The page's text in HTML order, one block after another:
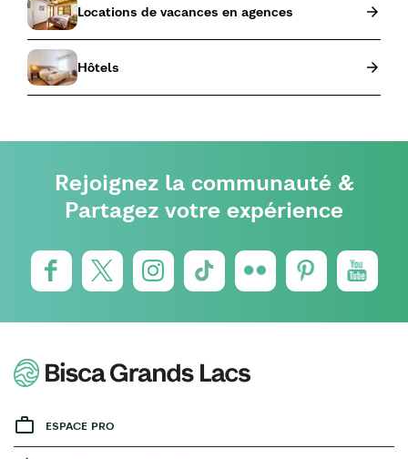
Locations de vacances en agences
Hôtels
Rejoignez la communauté &
Partagez votre expérience
ESPACE PRO